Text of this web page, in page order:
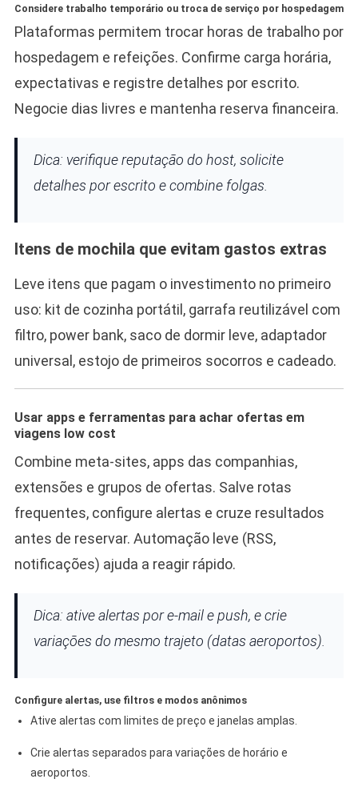
Considere trabalho temporário ou troca de serviço por hospedagem
Plataformas permitem trocar horas de trabalho por
hospedagem e refeições. Confirme carga horária,
expectativas e registre detalhes por escrito.
Negocie dias livres e mantenha reserva financeira.
Dica: verifique reputação do host, solicite
detalhes por escrito e combine folgas.
Itens de mochila que evitam gastos extras
Leve itens que pagam o investimento no primeiro
uso: kit de cozinha portátil, garrafa reutilizável com
filtro, power bank, saco de dormir leve, adaptador
universal, estojo de primeiros socorros e cadeado.
Usar apps e ferramentas para achar ofertas em
viagens low cost
Combine meta‑sites, apps das companhias,
extensões e grupos de ofertas. Salve rotas
frequentes, configure alertas e cruze resultados
antes de reservar. Automação leve (RSS,
notificações) ajuda a reagir rápido.
Dica: ative alertas por e‑mail e push, e crie
variações do mesmo trajeto (datas aeroportos).
Configure alertas, use filtros e modos anônimos
Ative alertas com limites de preço e janelas amplas.
Crie alertas separados para variações de horário e
aeroportos.